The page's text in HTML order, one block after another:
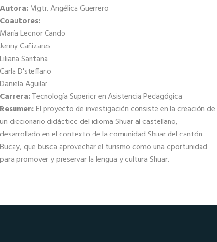
Autora:Mgtr. Angélica Guerrero
Coautores:
María Leonor Cando
Jenny Cañizares
Liliana Santana
Carla D'steffano
Daniela Aguilar
Carrera:Tecnología Superior en Asistencia Pedagógica
Resumen:El proyecto de investigación consiste en la creación de
un diccionario didáctico del idioma Shuar al castellano,
desarrollado en el contexto de la comunidad Shuar del cantón
Bucay, que busca aprovechar el turismo como una oportunidad
para promover y preservar la lengua y cultura Shuar.